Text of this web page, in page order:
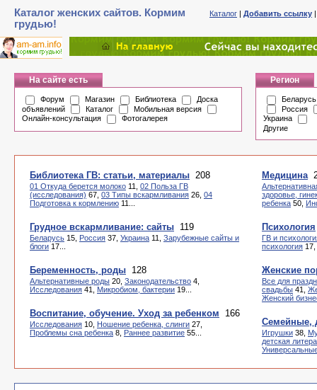
Каталог женских сайтов. Кормим
грудью!
Каталог | Добавить ссылку
На сайте есть
Форум Магазин Библиотека
Доска
объявлений
Каталог
Мобильная версия
Онлайн-консультация
Фотогалерея
Регион
Беларусь
Россия
Украина
Другие
Библиотека ГВ: статьи, материалы 208
01 Откуда берется молоко 11, 02 Польза ГВ
(исследования) 67, 03 Типы вскармливания 26, 04
Подготовка к кормлению 11...
Грудное вскармливание: сайты 119
Беларусь 15, Россия 37, Украина 11, Зарубежные сайты и
блоги 17...
Беременность, роды 128
Альтернативные роды 20, Законодательство 4,
Исследования 41, Микробиом, бактерии 19...
Воспитание, обучение. Уход за ребенком 166
Исследования 10, Ношение ребенка, слинги 27,
Проблемы сна ребенка 8, Раннее развитие 55...
Медицина
здоровье,
ребенка 50,
Психология
ГВ и
психология 17,
Женские
Все для
свадьбы 41,
Женский
Семейные,
Игрушки 38,
детская